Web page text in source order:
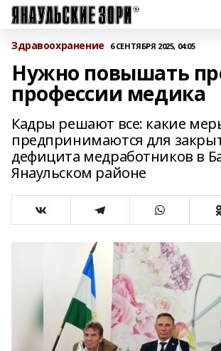
Здравоохранение 6 СЕНТЯБРЯ 2025, 04:05
Нужно повышать
профессии медика
Кадры решают все: какие
предпринимаются для
дефицита медработников в
Янаульском районе